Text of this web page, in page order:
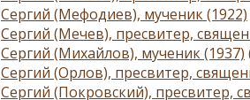
Сергий (Мефодиев), мученик (1922)
Сергий (Мечев), пресвитер,
Сергий (Михайлов), мученик (1937)
Сергий (Орлов), пресвитер,
Сергий (Покровский), пресвитер,